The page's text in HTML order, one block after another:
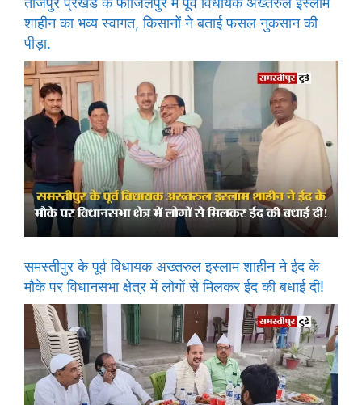
शाहीन का भव्य स्वागत, किसानों ने बताई फसल नुकसान की
पीड़ा.
समस्तीपुर के पूर्व विधायक अख्तरुल इस्लाम शाहीन ने ईद के
मौके पर विधानसभा क्षेत्र में लोगों से मिलकर ईद की बधाई दी!